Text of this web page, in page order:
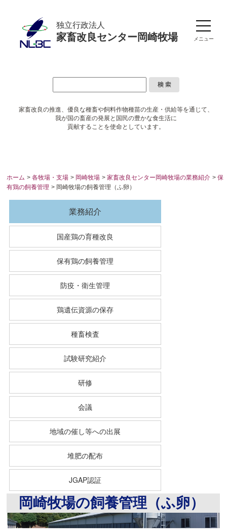
独立行政法人
家畜改良センター岡崎牧場 メニュー
家畜改良の推進、優良な種畜や飼料作物種苗の生産・供給等を通じて、
我が国の畜産の発展と国民の豊かな食生活に
貢献することを使命としています。
ホーム >各牧場・支場 > 岡崎牧場 >家畜改良センター岡崎牧場の業務紹介 >保
有鶏の飼養管理 > 岡崎牧場の飼養管理（ふ卵）
業務紹介
国産鶏の育種改良
保有鶏の飼養管理
防疫・衛生管理
鶏遺伝資源の保存
種畜検査
試験研究紹介
研修
会議
地域の催し等への出展
堆肥の配布
JGAP認証
岡崎牧場の飼養管理（ふ卵）